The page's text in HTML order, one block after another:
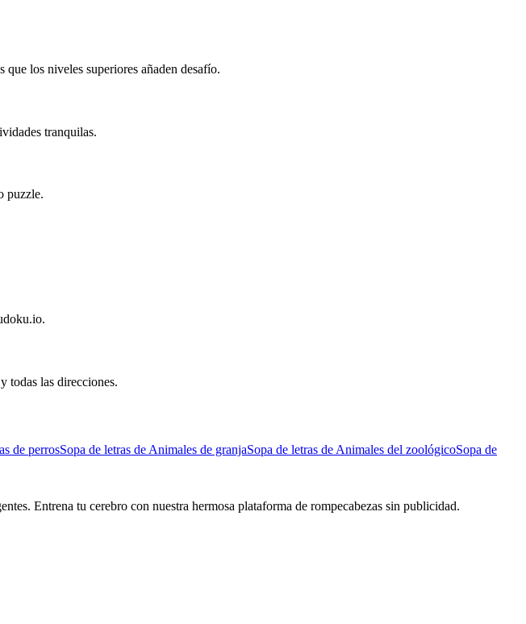
los niveles superiores añaden desafío.
tranquilas.
puzzle.
todas las direcciones.
de perrosSopa de letras de Animales de granjaSopa de letras de Animales del zoológicoSopa de
Entrena tu cerebro con nuestra hermosa plataforma de rompecabezas sin publicidad.